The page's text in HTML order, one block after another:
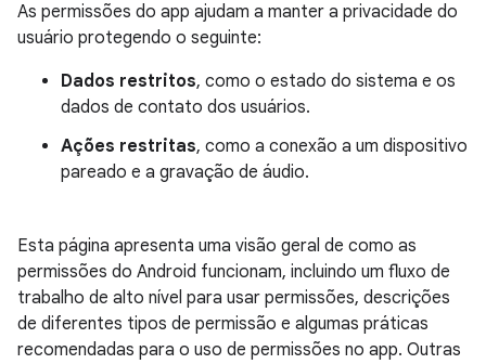
As permissões do app ajudam a manter a privacidade do
usuário protegendo o seguinte:
Dados restritos, como o estado do sistema e os
dados de contato dos usuários.
Ações restritas, como a conexão a um dispositivo
pareado e a gravação de áudio.
Esta página apresenta uma visão geral de como as
permissões do Android funcionam, incluindo um fluxo de
trabalho de alto nível para usar permissões, descrições
de diferentes tipos de permissão e algumas práticas
recomendadas para o uso de permissões no app. Outras